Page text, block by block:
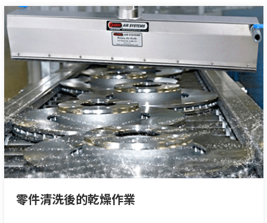
零件清洗後的乾燥作業